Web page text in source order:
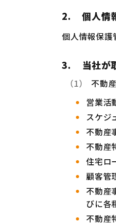
2. 個人情
個人情報保
3. 当社が
不動
営業活
スケジ
不動産
不動産
住宅ロ
顧客管
不動産
びに各
不動産